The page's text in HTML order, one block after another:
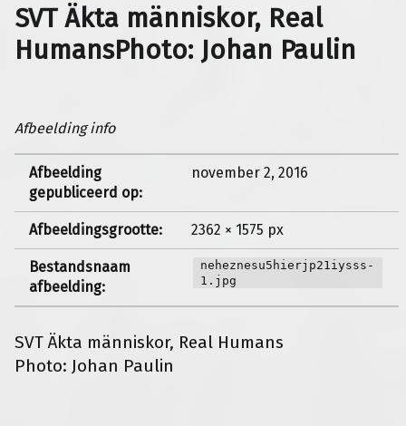
SVT Äkta människor, Real
HumansPhoto: Johan Paulin
Afbeelding info
Afbeelding
gepubliceerd op:
november 2, 2016
Afbeeldingsgrootte: 2362 × 1575 px
Bestandsnaam
afbeelding:
neheznesu5hierjp21iysss-
1.jpg
SVT Äkta människor, Real Humans
Photo: Johan Paulin